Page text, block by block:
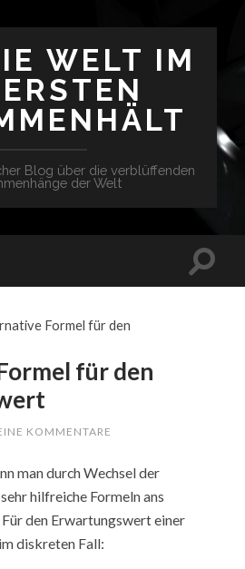
WELT IM
Blog über die verblüffenden
der Welt
Formel für den
für den
KOMMENTARE
man durch Wechsel der
hilfreiche Formeln ans
den Erwartungswert einer
diskreten Fall: